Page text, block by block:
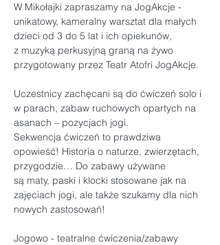
W Mikołajki zapraszamy na JogAkcje -
unikatowy, kameralny warsztat dla małych
dzieci od 3 do 5 lat i ich opiekunów,
z muzyką perkusyjną graną na żywo
przygotowany przez Teatr Atofri JogAkcje.
Uczestnicy zachęcani są do ćwiczeń solo i
w parach, zabaw ruchowych opartych na
asanach – pozycjach jogi.
Sekwencja ćwiczeń to prawdziwa
opowieść! Historia o naturze, zwierzętach,
przygodzie… Do zabawy używane
są maty, paski i klocki stosowane jak na
zajęciach jogi, ale także szukamy dla nich
nowych zastosowań!
Jogowo - teatralne ćwiczenia/zabawy